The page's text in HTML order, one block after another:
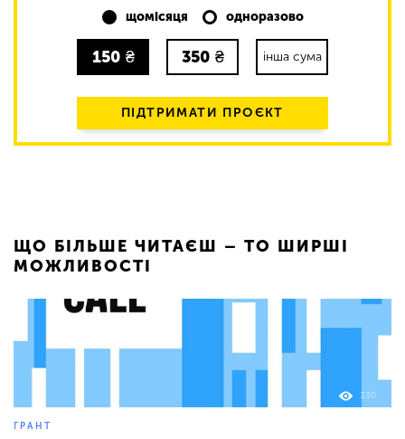
щомісяця
одноразово
150 ₴ 350 ₴ інша сума
ПІДТРИМАТИ ПРОЄКТ
ЩО БІЛЬШЕ ЧИТАЄШ – ТО ШИРШІ
МОЖЛИВОСТІ
330
ГРАНТ